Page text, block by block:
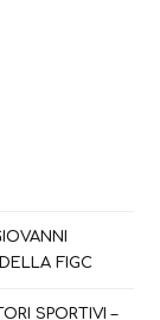
FIGC
SPORTIVI –